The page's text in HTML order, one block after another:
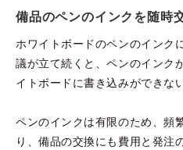
備品のペンのインクを随時
ホワイトボードのペンのインク
議が立て続くと、ペンのインク
イトボードに書き込みができな
ペンのインクは有限のため、頻
り、備品の交換にも費用と発注